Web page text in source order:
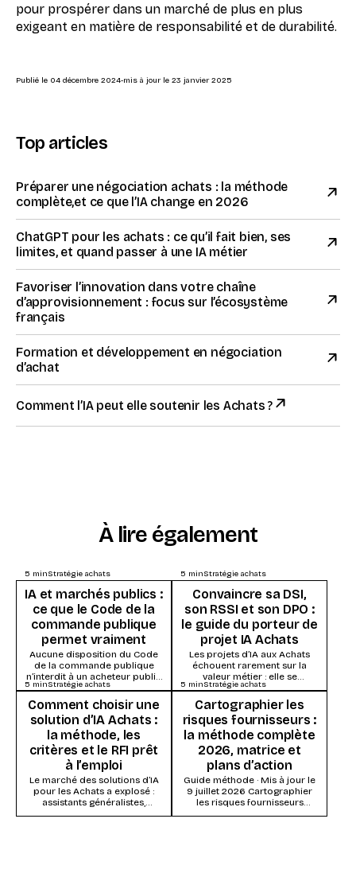
pour prospérer dans un marché de plus en plus
exigeant en matière de responsabilité et de durabilité.
Publié le 04 décembre 2024-mis à jour le 23 janvier 2025
Top articles
Préparer une négociation achats : la méthode
complète,et ce que l’IA change en 2026
ChatGPT pour les achats : ce qu’il fait bien, ses
limites, et quand passer à une IA métier
Favoriser l’innovation dans votre chaîne
d’approvisionnement : focus sur l’écosystème
français
Formation et développement en négociation
d’achat
Comment l’IA peut elle soutenir les Achats ?
À lire également
5 minStratégie achats
IA et marchés publics :
ce que le Code de la
commande publique
permet vraiment
Aucune disposition du Code
de la commande publique
n’interdit à un acheteur public
d’utiliser l’intelligence
artificielle. Ce qui s’impose,
ce...
5 minStratégie achats
Convaincre sa DSI,
son RSSI et son DPO :
le guide du porteur de
projet IA Achats
Les projets d’IA aux Achats
échouent rarement sur la
valeur métier : elle se
démontre vite. Ils s’enlisent
dans la...
5 minStratégie achats
Comment choisir une
solution d’IA Achats :
la méthode, les
critères et le RFI prêt
à l’emploi
Le marché des solutions d’IA
pour les Achats a explosé :
assistants généralistes,
modules IA des suites Source-
5 minStratégie achats
Cartographier les
risques fournisseurs :
la méthode complète
2026, matrice et
plans d’action
Guide méthode · Mis à jour le
9 juillet 2026 Cartographier
les risques fournisseurs
consiste à évaluer chaque